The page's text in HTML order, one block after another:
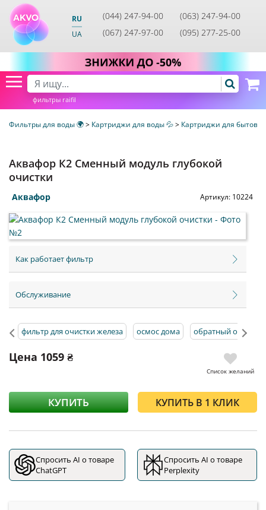
RU
UA
(044) 247-94-00
(063) 247-94-00
(067) 247-97-00
(095) 277-25-00
фильтры raifil
Фильтры для воды 🌍> Картриджи для воды 💦> Картриджи для
Аквафор К2 Сменный модуль глубокой
очистки
Аквафор Артикул: 10224
Как работает фильтр
Обслуживание
фильтр для очистки железа осмос дома обратный осмос
Цена 1059 ₴
Список желаний
КУПИТЬ КУПИТЬ В 1 КЛИК
Спросить AI о товаре
ChatGPT
Спросить AI о товаре
Perplexity